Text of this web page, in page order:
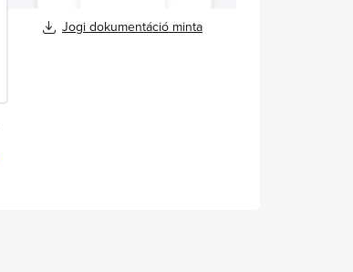
Jogi dokumentáció minta